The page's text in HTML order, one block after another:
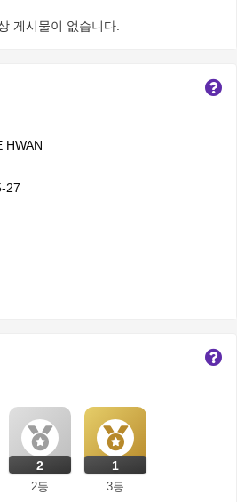
게시물이 없습니다.
HWAN
27
2
2등
1
3등